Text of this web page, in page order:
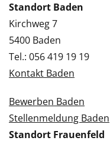
Standort Baden
Kirchweg 7
5400 Baden
Tel.: 056 419 19 19
Kontakt Baden
Bewerben Baden
Stellenmeldung Baden
Standort Frauenfeld